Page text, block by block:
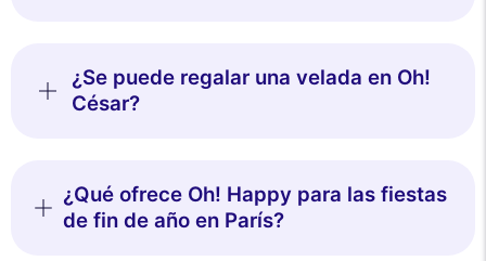
¿Se puede regalar una velada en Oh!
César?
¿Qué ofrece Oh! Happy para las fiestas
de fin de año en París?